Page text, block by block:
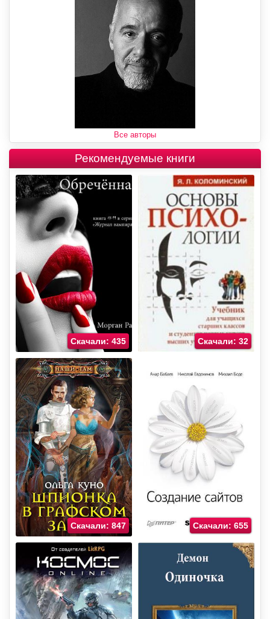
Все авторы
Рекомендуемые книги
Скачали: 435 Скачали: 32
Скачали: 847 Скачали: 655